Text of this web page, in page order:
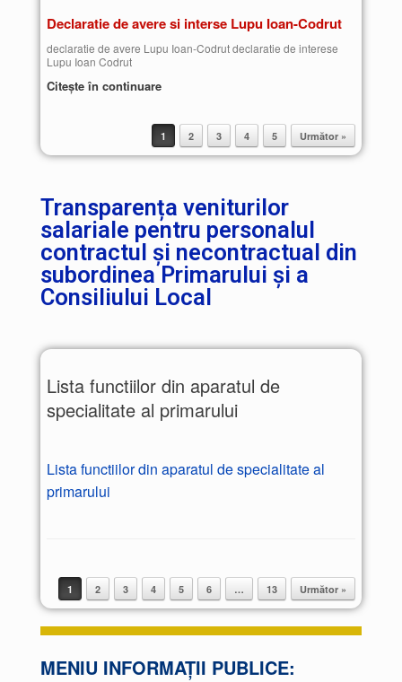
Declaratie de avere si interse Lupu Ioan-Codrut
declaratie de avere Lupu Ioan-Codrut declaratie de interese
Lupu Ioan Codrut
Citește în continuare
Post navigation
1 2 3 4 5 Următor »
Transparența veniturilor
salariale pentru personalul
contractul și necontractual din
subordinea Primarului și a
Consiliului Local
Lista functiilor din aparatul de
specialitate al primarului
Lista functiilor din aparatul de specialitate al
primarului
Post navigation
1 2 3 4 5 6 … 13 Următor »
MENIU INFORMAȚII PUBLICE: